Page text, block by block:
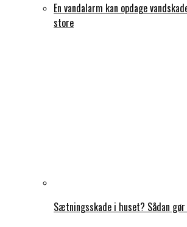
En vandalarm kan opdage
store
Sætningsskade i huset? Sådan gør